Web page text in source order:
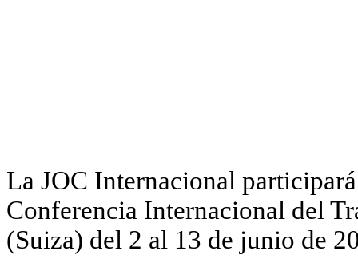
La JOC Internacional
Conferencia Internacional del
(Suiza) del 2 al 13 de junio de